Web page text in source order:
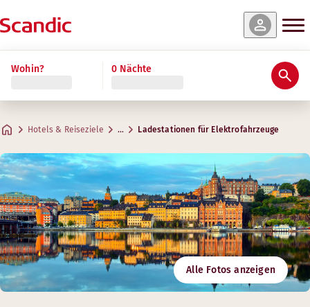
Wohin? 0 Nächte
Hotels & Reiseziele … Ladestationen für Elektrofahrzeuge
Alle Fotos anzeigen